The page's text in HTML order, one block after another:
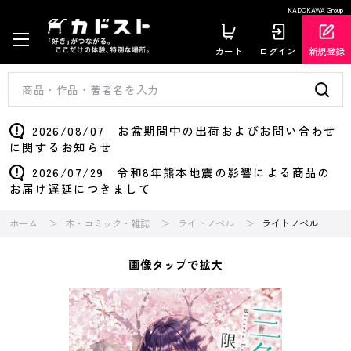
KADOKAWA Group
カート ログイン 新規登録
2026/08/07 お盆期間中の出荷およびお問い合わせ
に関するお知らせ
2026/07/29 令和8年熊本地震の影響による商品の
お届け遅延につきまして
ホーム 本・コミック・雑誌 ライトノベル ライトノベル
画像タップで拡大